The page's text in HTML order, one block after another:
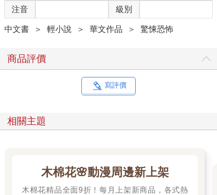
注音 級別
中文書 ＞ 輕小說 ＞ 華文作品 ＞ 驚悚恐怖
商品評價
寫評價
相關主題
木棉花🌸動漫周邊新上架
木棉花精品全面9折！每月上架新商品，各式熱